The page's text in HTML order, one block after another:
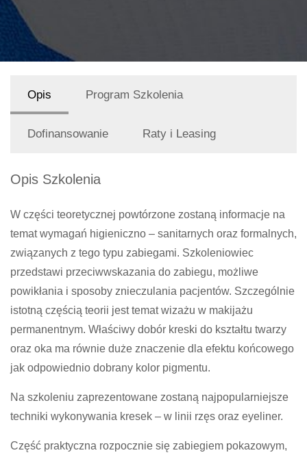
Opis Program Szkolenia
Dofinansowanie Raty i Leasing
Opis Szkolenia
W części teoretycznej powtórzone zostaną informacje na
temat wymagań higieniczno – sanitarnych oraz formalnych,
związanych z tego typu zabiegami. Szkoleniowiec
przedstawi przeciwwskazania do zabiegu, możliwe
powikłania i sposoby znieczulania pacjentów. Szczególnie
istotną częścią teorii jest temat wizażu w makijażu
permanentnym. Właściwy dobór kreski do kształtu twarzy
oraz oka ma równie duże znaczenie dla efektu końcowego
jak odpowiednio dobrany kolor pigmentu.
Na szkoleniu zaprezentowane zostaną najpopularniejsze
techniki wykonywania kresek – w linii rzęs oraz eyeliner.
Część praktyczna rozpocznie się zabiegiem pokazowym,